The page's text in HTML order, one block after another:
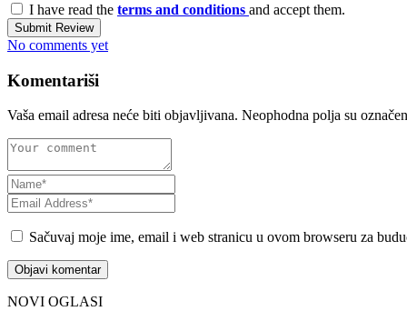
I have read the terms and conditions and accept them.
Submit Review
No comments yet
Komentariši
Vaša email adresa neće biti objavljivana. Neophodna polja su
Sačuvaj moje ime, email i web stranicu u ovom browseru za
NOVI OGLASI